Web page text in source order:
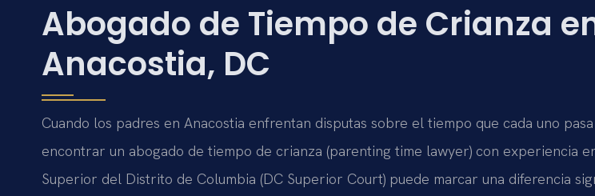
Abogado de Tiempo de Crianza
Anacostia, DC
Cuando los padres en Anacostia enfrentan disputas sobre el tiempo que cada uno
encontrar un abogado de tiempo de crianza (parenting time lawyer) con experiencia
Superior del Distrito de Columbia (DC Superior Court) puede marcar una diferencia